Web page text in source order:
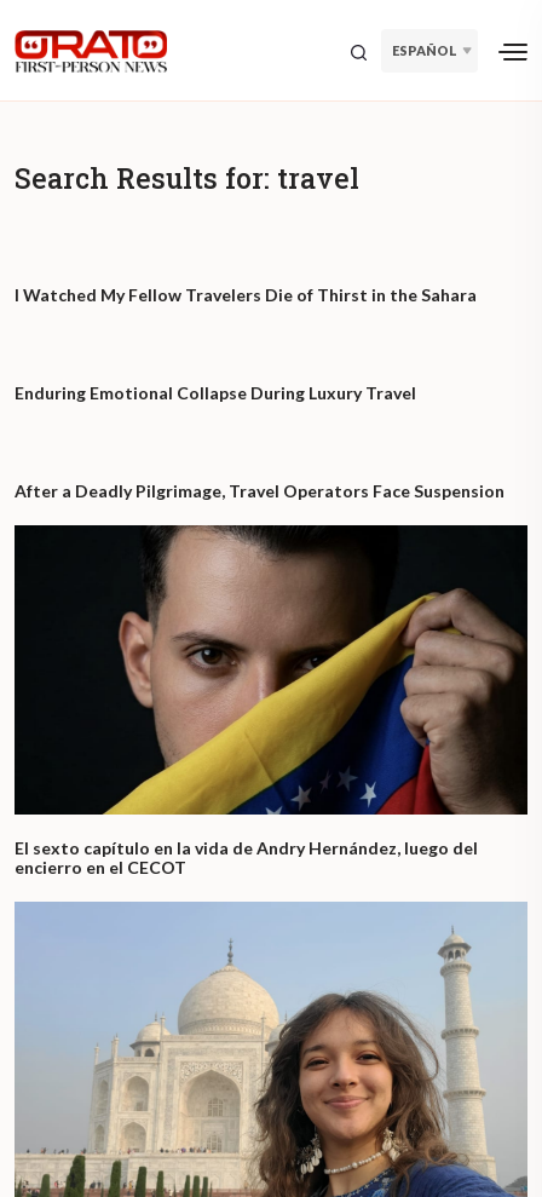
ESPAÑOL
Search Results for: travel
I Watched My Fellow Travelers Die of Thirst in the Sahara
Enduring Emotional Collapse During Luxury Travel
After a Deadly Pilgrimage, Travel Operators Face Suspension
El sexto capítulo en la vida de Andry Hernández, luego del
encierro en el CECOT